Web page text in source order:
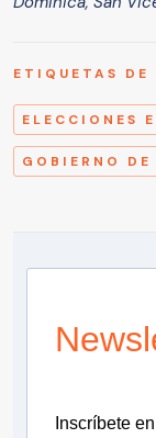
ETIQUETAS DE
ELECCIONES
GOBIERNO DE
Inscríbete